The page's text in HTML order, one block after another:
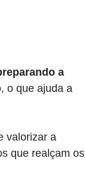
a
o que ajuda a
valorizar a
que realçam os